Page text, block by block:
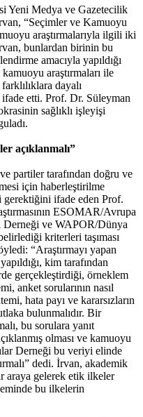
Yeni Medya ve Gazetecilik
“Seçimler ve Kamuoyu
araştırmalarıyla ilgili iki
bunlardan birinin bu
amacıyla yapıldığı
araştırmaları ile
dayalı
etti. Prof. Dr. Süleyman
sağlıklı işleyişi
açıklanmalı”
partiler tarafından doğru ve
için haberleştirilme
ifade eden Prof.
ESOMAR/Avrupa
Derneği ve WAPOR/Dünya
kriterleri taşıması
“Araştırmayı yapan
kim tarafından
gerçekleştirdiği, örneklem
anket sorularının nasıl
hata payı ve kararsızların
bulunmalıdır. Bir
bu sorulara yanıt
olması ve kamuoyu
Derneği bu veriyi elinde
dedi. İrvan, akademik
araya gelerek etik ilkeler
bu ilkelerin